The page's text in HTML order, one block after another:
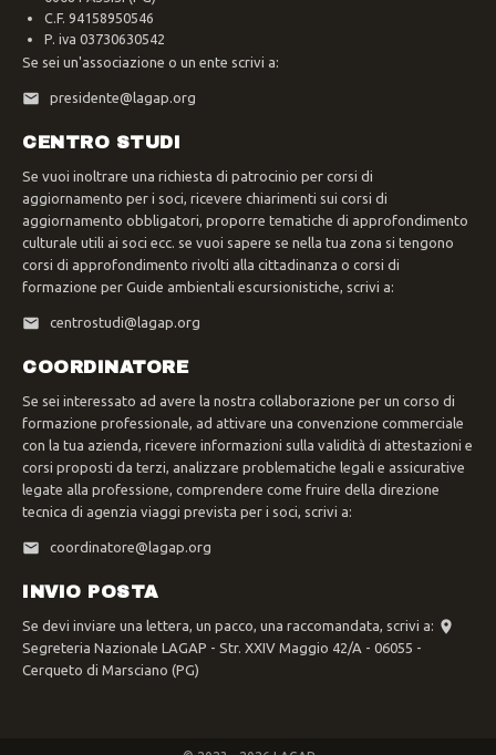
C.F. 94158950546
P. iva 03730630542
Se sei un'associazione o un ente scrivi a:
presidente@lagap.org
CENTRO STUDI
Se vuoi inoltrare una richiesta di patrocinio per corsi di
aggiornamento per i soci, ricevere chiarimenti sui corsi di
aggiornamento obbligatori, proporre tematiche di approfondimento
culturale utili ai soci ecc. se vuoi sapere se nella tua zona si tengono
corsi di approfondimento rivolti alla cittadinanza o corsi di
formazione per Guide ambientali escursionistiche, scrivi a:
centrostudi@lagap.org
COORDINATORE
Se sei interessato ad avere la nostra collaborazione per un corso di
formazione professionale, ad attivare una convenzione commerciale
con la tua azienda, ricevere informazioni sulla validità di attestazioni e
corsi proposti da terzi, analizzare problematiche legali e assicurative
legate alla professione, comprendere come fruire della direzione
tecnica di agenzia viaggi prevista per i soci, scrivi a:
coordinatore@lagap.org
INVIO POSTA
Se devi inviare una lettera, un pacco, una raccomandata, scrivi a:
Segreteria Nazionale LAGAP - Str. XXIV Maggio 42/A - 06055 -
Cerqueto di Marsciano (PG)